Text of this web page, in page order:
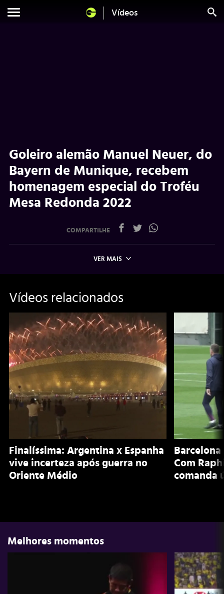
Vídeos
Goleiro alemão Manuel Neuer, do
Bayern de Munique, recebem
homenagem especial do Troféu
Mesa Redonda 2022
COMPARTILHE
VER MAIS
Vídeos relacionados
Finalíssima: Argentina x Espanha
vive incerteza após guerra no
Oriente Médio
Com
comanda
Melhores momentos